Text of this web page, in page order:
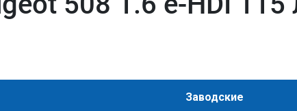
Заводские